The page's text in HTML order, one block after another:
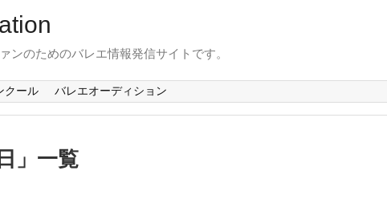
ンのためのバレエ情報発信サイトです。
クール バレエオーディション
」 一覧